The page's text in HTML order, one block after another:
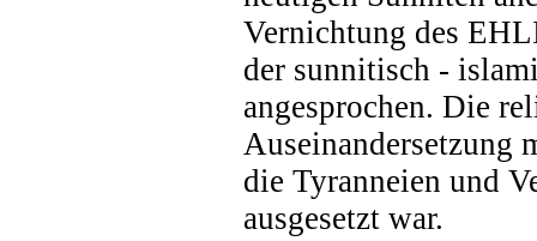
Vernichtung des
der sunnitisch -
angesprochen. Die
Auseinandersetzung
die Tyranneien und
ausgesetzt war.